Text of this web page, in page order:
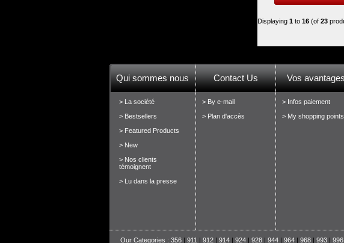
Displaying 1 to 16 (of 23
Qui sommes nous Contact Us Vos
> La société
> Bestsellers
> Featured Products
> New
> Nos clients
témoignent
> Lu dans la presse
> By e-mail
> Plan d'accès
> Infos paiement
> My shopping points
Our Categories : 356| 911 | 912| 914| 924| 928| 944| 964| 968| 993| 996